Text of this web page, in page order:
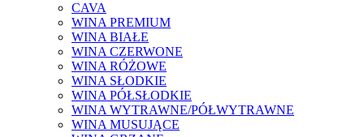
CAVA
WINA PREMIUM
WINA BIAŁE
WINA CZERWONE
WINA RÓŻOWE
WINA SŁODKIE
WINA PÓŁSŁODKIE
WINA WYTRAWNE/PÓŁWYTRAWNE
WINA MUSUJĄCE